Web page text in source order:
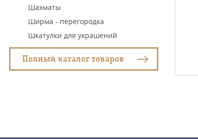
Шахматы
Ширма - перегородка
Шкатулки для украшений
Полный каталог товаров
, h=17
5500
В корзину